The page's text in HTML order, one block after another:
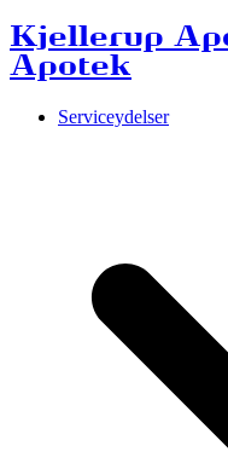
Kjellerup
Apotek
Serviceydelser